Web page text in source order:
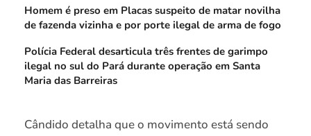
Homem é preso em Placas suspeito de matar novilha
de fazenda vizinha e por porte ilegal de arma de fogo
Polícia Federal desarticula três frentes de garimpo
ilegal no sul do Pará durante operação em Santa
Maria das Barreiras
Cândido detalha que o movimento está sendo